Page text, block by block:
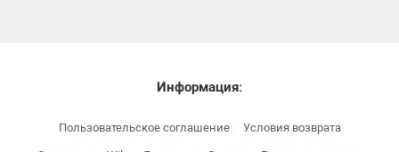
Информация:
Пользовательское соглашение Условия возврата